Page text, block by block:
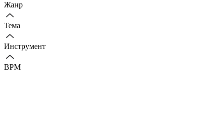
Жанр
Тема
Инструмент
BPM